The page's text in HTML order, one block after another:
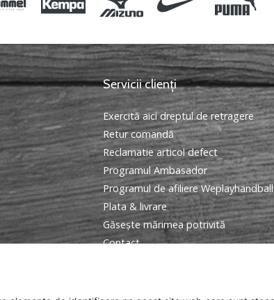
Servicii clienți
Exercită aici dreptul de retragere
Retur comandă
Reclamatie articol defect
Programul Ambasador
Programul de afiliere Weplayhandball
Plata & livrare
Găseşte mărimea potrivită
Contact